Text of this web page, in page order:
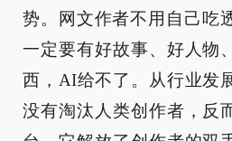
势。网文作者不用自己吃
一定要有好故事、好人物
西，AI给不了。从行业发
没有淘汰人类创作者，反